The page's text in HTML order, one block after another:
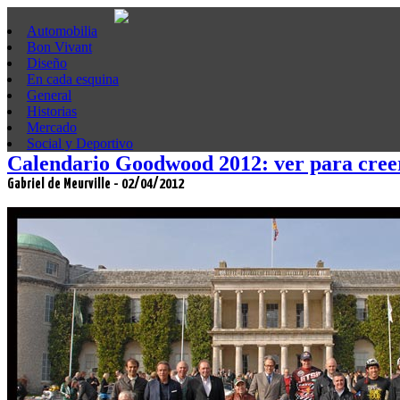
Automobilia
Bon Vivant
Diseño
En cada esquina
General
Historias
Mercado
Social y Deportivo
Calendario Goodwood 2012: ver para
Gabriel de Meurville - 02/04/2012